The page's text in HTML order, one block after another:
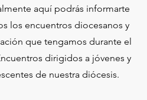
aquí podrás informarte
los encuentros diocesanos y
que tengamos durante el
dirigidos a jóvenes y
de nuestra diócesis.